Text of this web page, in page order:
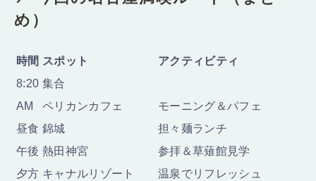
め）
時間 スポット
アクティビティ
8:20 集合
AM
ペリカンカフェ
モーニング＆パフェ
昼食 錦城
担々麺ランチ
午後 熱田神宮
参拝＆草薙館見学
夕方 キャナルリゾート
温泉でリフレッシュ